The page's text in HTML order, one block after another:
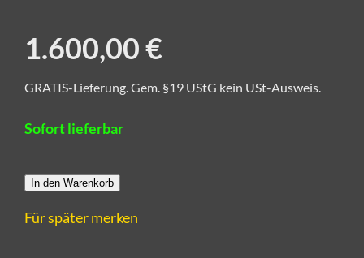
1.600,00 €
GRATIS-Lieferung. Gem. §19 UStG kein USt-Ausweis.
Sofort lieferbar
In den Warenkorb
Für später merken